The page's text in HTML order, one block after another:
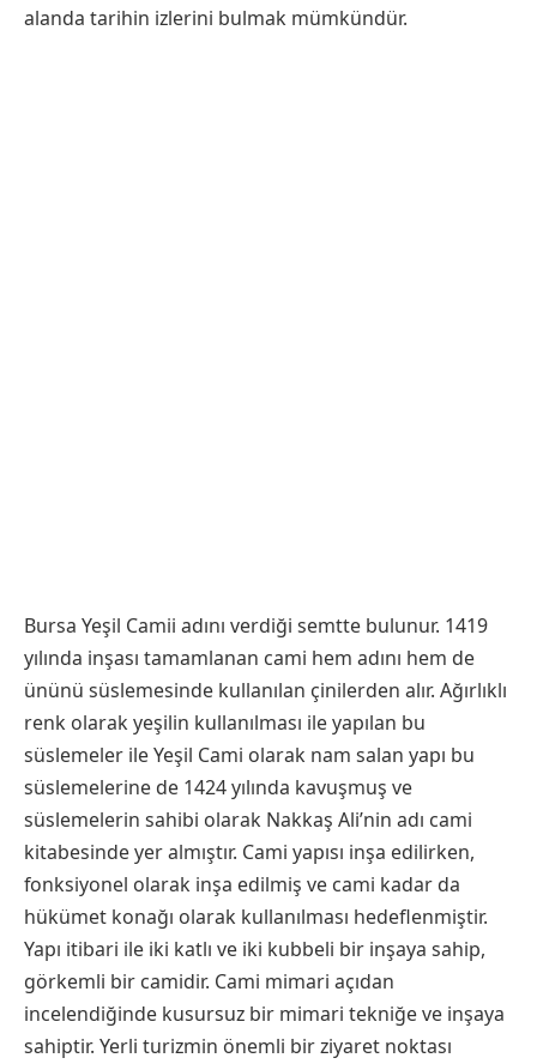
alanda tarihin izlerini bulmak mümkündür.
Bursa Yeşil Camii adını verdiği semtte bulunur. 1419
yılında inşası tamamlanan cami hem adını hem de
ününü süslemesinde kullanılan çinilerden alır. Ağırlıklı
renk olarak yeşilin kullanılması ile yapılan bu
süslemeler ile Yeşil Cami olarak nam salan yapı bu
süslemelerine de 1424 yılında kavuşmuş ve
süslemelerin sahibi olarak Nakkaş Ali’nin adı cami
kitabesinde yer almıştır. Cami yapısı inşa edilirken,
fonksiyonel olarak inşa edilmiş ve cami kadar da
hükümet konağı olarak kullanılması hedeflenmiştir.
Yapı itibari ile iki katlı ve iki kubbeli bir inşaya sahip,
görkemli bir camidir. Cami mimari açıdan
incelendiğinde kusursuz bir mimari tekniğe ve inşaya
sahiptir. Yerli turizmin önemli bir ziyaret noktası